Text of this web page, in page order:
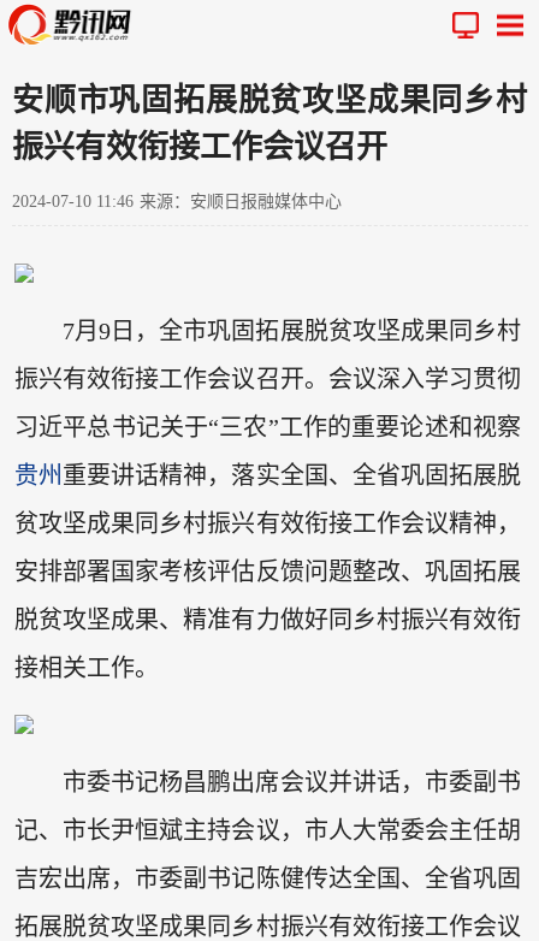
安顺市巩固拓展脱贫攻坚成果同乡村
振兴有效衔接工作会议召开
2024-07-10 11:46 来源：安顺日报融媒体中心
7月9日，全市巩固拓展脱贫攻坚成果同乡村
振兴有效衔接工作会议召开。会议深入学习贯彻
习近平总书记关于“三农”工作的重要论述和视察
贵州 重要讲话精神，落实全国、全省巩固拓展脱
贫攻坚成果同乡村振兴有效衔接工作会议精神，
安排部署国家考核评估反馈问题整改、巩固拓展
脱贫攻坚成果、精准有力做好同乡村振兴有效衔
接相关工作。
市委书记杨昌鹏出席会议并讲话，市委副书
记、市长尹恒斌主持会议，市人大常委会主任胡
吉宏出席，市委副书记陈健传达全国、全省巩固
拓展脱贫攻坚成果同乡村振兴有效衔接工作会议